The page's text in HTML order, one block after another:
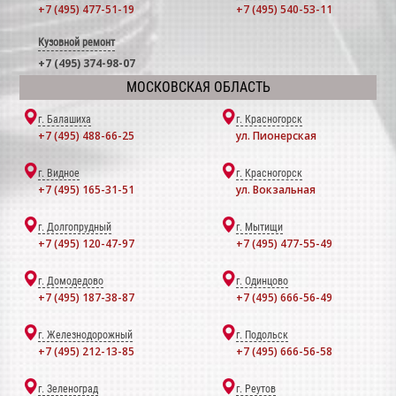
+7 (495) 477-51-19 +7 (495) 540-53-11
Кузовной ремонт
+7 (495) 374-98-07
МОСКОВСКАЯ ОБЛАСТЬ
г. Балашиха
+7 (495) 488-66-25
г. Красногорск
ул. Пионерская
г. Видное
+7 (495) 165-31-51
г. Красногорск
ул. Вокзальная
г. Долгопрудный
+7 (495) 120-47-97
г. Мытищи
+7 (495) 477-55-49
г. Домодедово
+7 (495) 187-38-87
г. Одинцово
+7 (495) 666-56-49
г. Железнодорожный
+7 (495) 212-13-85
г. Подольск
+7 (495) 666-56-58
г. Зеленоград г. Реутов